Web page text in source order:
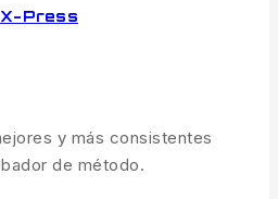
X-Press
y más consistentes
de método.